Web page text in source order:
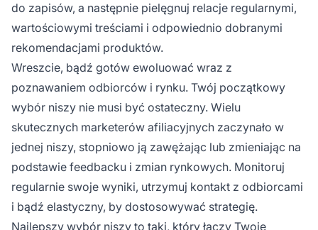
do zapisów, a następnie pielęgnuj relacje regularnymi,
wartościowymi treściami i odpowiednio dobranymi
rekomendacjami produktów.
Wreszcie, bądź gotów ewoluować wraz z
poznawaniem odbiorców i rynku. Twój początkowy
wybór niszy nie musi być ostateczny. Wielu
skutecznych marketerów afiliacyjnych zaczynało w
jednej niszy, stopniowo ją zawężając lub zmieniając na
podstawie feedbacku i zmian rynkowych. Monitoruj
regularnie swoje wyniki, utrzymuj kontakt z odbiorcami
i bądź elastyczny, by dostosowywać strategię.
Najlepszy wybór niszy to taki, który łączy Twoje